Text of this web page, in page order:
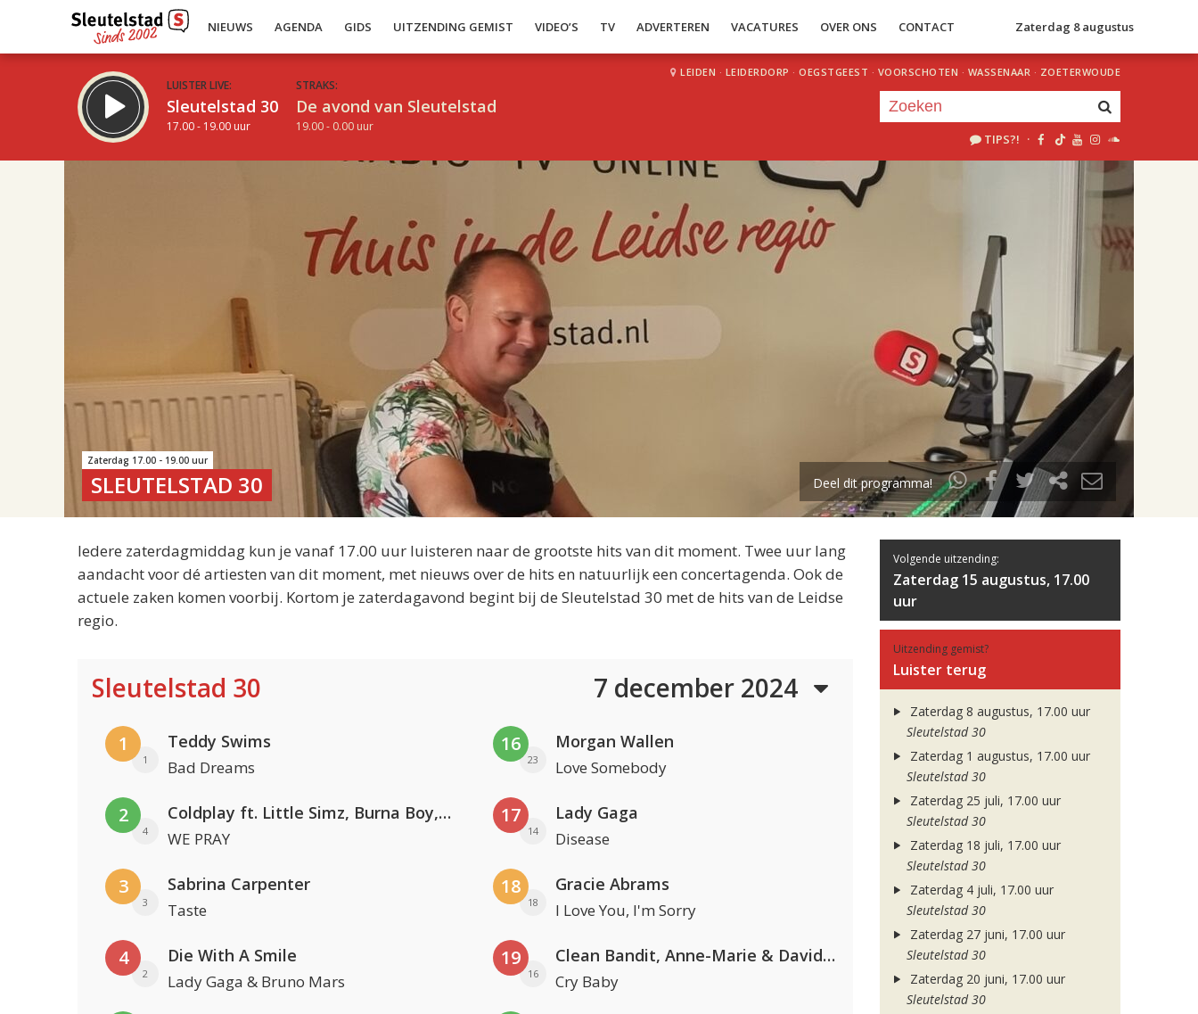
NIEUWS AGENDA GIDS UITZENDING GEMIST VIDEO’S TV ADVERTEREN VACATURES OVER ONS CONTACT Zaterdag 8 augustus
LUISTER LIVE:
Sleutelstad 30
17.00 - 19.00 uur
STRAKS:
De avond van Sleutelstad
19.00 - 0.00 uur
LEIDEN · LEIDERDORP · OEGSTGEEST · VOORSCHOTEN · WASSENAAR · ZOETERWOUDE
TIPS?! ·
uur 1 van 0
Volgend uur
Zaterdag 17.00 - 19.00 uur
SLEUTELSTAD 30 Deel dit programma!
Iedere zaterdagmiddag kun je vanaf 17.00 uur luisteren naar de grootste hits van dit moment. Twee uur lang
aandacht voor dé artiesten van dit moment, met nieuws over de hits en natuurlijk een concertagenda. Ook de
actuele zaken komen voorbij. Kortom je zaterdagavond begint bij de Sleutelstad 30 met de hits van de Leidse
regio.
Sleutelstad 30 7 december 2024
1
1
Teddy Swims
Bad Dreams
2
4
Coldplay ft. Little Simz, Burna Boy, Elyanna & Tini
WE PRAY
3
3
Sabrina Carpenter
Taste
4
2
Die With A Smile
Lady Gaga & Bruno Mars
16
23
Morgan Wallen
Love Somebody
17
14
Lady Gaga
Disease
18
18
Gracie Abrams
I Love You, I'm Sorry
19
16
Clean Bandit, Anne-Marie & David Guetta
Cry Baby
Volgende uitzending:
Zaterdag 15 augustus, 17.00
uur
Uitzending gemist?
Luister terug
Zaterdag 8 augustus, 17.00 uur
Sleutelstad 30
Zaterdag 1 augustus, 17.00 uur
Sleutelstad 30
Zaterdag 25 juli, 17.00 uur
Sleutelstad 30
Zaterdag 18 juli, 17.00 uur
Sleutelstad 30
Zaterdag 4 juli, 17.00 uur
Sleutelstad 30
Zaterdag 27 juni, 17.00 uur
Sleutelstad 30
Zaterdag 20 juni, 17.00 uur
Sleutelstad 30